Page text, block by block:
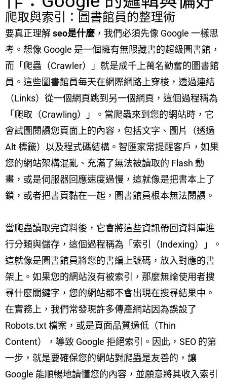
爬取與索引：圖書館員的整理術
要真正理解seo是什麼 ，我們必須先像 Google 一樣思
考。想像 Google 是一個擁有無限藏書的超級圖書館，
而「爬蟲（Crawler）」就是成千上萬名勤奮的圖書館
員。這些圖書館員每天在網際網路上穿梭，透過連結
（Links）從一個網頁跳到另一個網頁，這個過程稱為
「爬取（Crawling）」。當爬蟲來到您的網站時，它
會試圖閱讀您頁面上的內容，包括文字、圖片（透過
Alt 標籤）以及程式碼結構。智匯家常提醒客戶，如果
您的網站架構混亂、充滿了無法被讀取的 Flash 動
畫，或是伺服器回應速度過慢，這就像是把書本上了
鎖，或者把書頁黏在一起，圖書館員根本無法閱讀。
當爬蟲讀取完資料後，它會將這些資訊帶回資料庫進
行分類與儲存，這個過程稱為「索引（Indexing）」。
這就像是圖書館員將您的書編上號碼，放入對應的書
架上。如果您的網站沒有被索引，那麼無論使用者搜
尋什麼關鍵字，您的網站都不會出現在搜尋結果中。
在實務上，我們常發現許多傳產網站因為誤設了
Robots.txt 檔案，或是頁面品質過低（Thin
Content），導致 Google 拒絕索引。因此，SEO 的第
一步，就是要確保您的網站對爬蟲是友善的，讓
Google 能順暢地讀懂您的內容，並願意將其收入索引